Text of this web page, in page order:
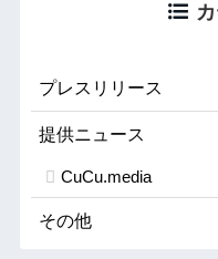
プレスリリース
提供ニュース
CuCu.media
その他